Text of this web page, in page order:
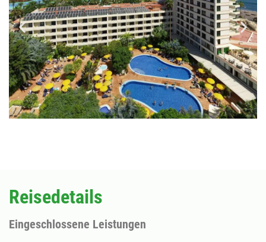
Reisedetails
Eingeschlossene Leistungen